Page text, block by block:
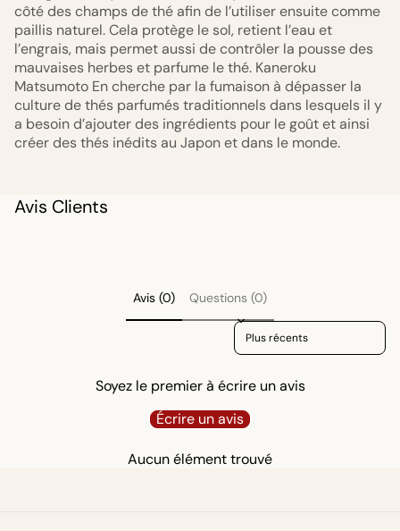
côté des champs de thé afin de l’utiliser ensuite comme
paillis naturel. Cela protège le sol, retient l’eau et
l’engrais, mais permet aussi de contrôler la pousse des
mauvaises herbes et parfume le thé. Kaneroku
Matsumoto En cherche par la fumaison à dépasser la
culture de thés parfumés traditionnels dans lesquels il y
a besoin d’ajouter des ingrédients pour le goût et ainsi
créer des thés inédits au Japon et dans le monde.
Avis Clients
Avis (0) Questions (0)
Sort reviews by
Soyez le premier à écrire un avis
Écrire un avis
Aucun élément trouvé